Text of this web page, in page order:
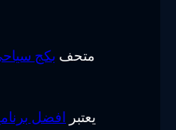
1. متحف بكج سياحي
يعتبر افضل برنامج